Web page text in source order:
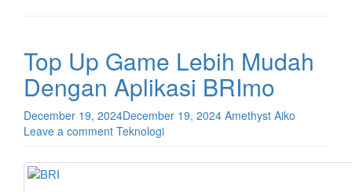
Top Up Game Lebih Mudah
Dengan Aplikasi BRImo
December 19, 2024December 19, 2024 Amethyst Aiko
Leave a comment Teknologi